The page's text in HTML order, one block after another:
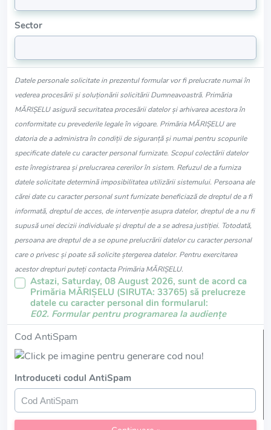
Sector
Datele personale solicitate in prezentul formular vor fi prelucrate numai în
vederea procesării și soluționării solicitării Dumneavoastră. Primăria
MĂRIŞELU asigură securitatea procesării datelor și arhivarea acestora în
conformitate cu prevederile legale în vigoare. Primăria MĂRIŞELU are
datoria de a administra în condiții de siguranță și numai pentru scopurile
specificate datele cu caracter personal furnizate. Scopul colectării datelor
este înregistrarea și prelucrarea cererilor în sistem. Refuzul de a furniza
datele solicitate determină imposibilitatea utilizării sistemului. Persoana ale
cărei date cu caracter personal sunt furnizate beneficiază de dreptul de a fi
informată, dreptul de acces, de intervenție asupra datelor, dreptul de a nu fi
supusă unei decizii individuale și dreptul de a se adresa justiției. Totodată,
persoana are dreptul de a se opune prelucrării datelor cu caracter personal
care o privesc și poate să solicite ștergerea datelor. Pentru exercitarea
acestor drepturi puteți contacta Primăria MĂRIŞELU.
Astazi, Saturday, 08 August 2026, sunt de acord ca
Primăria MĂRIŞELU (SIRUTA: 33765) să prelucreze
datele cu caracter personal din formularul:
E02. Formular pentru programarea la audiențe
Cod AntiSpam
Introduceti codul AntiSpam